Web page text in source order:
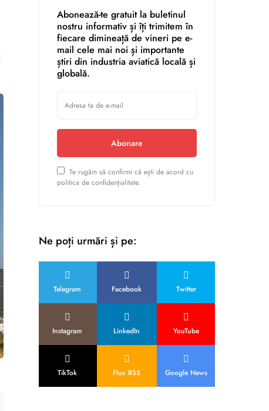
Abonează-te gratuit la buletinul
nostru informativ și îți trimitem în
fiecare dimineață de vineri pe e-
mail cele mai noi și importante
știri din industria aviatică locală și
globală.
Abonare
Te rugăm să confirmi că ești de acord cu
politica de confidențialitate.
Ne poți urmări și pe:
Telegram Facebook Twitter
Instagram LinkedIn YouTube
TikTok Flux RSS Google News